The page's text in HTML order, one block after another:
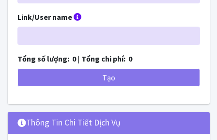
Link/User name
Tổng số lượng: 0| Tổng chi phí: 0
Tạo
Thông Tin Chi Tiết Dịch Vụ